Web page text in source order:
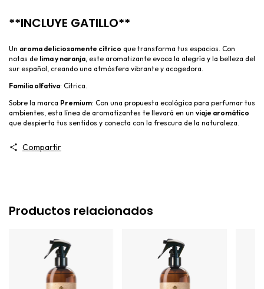
**INCLUYE GATILLO**
Un aroma deliciosamente cítrico que transforma tus espacios. Con
notas de lima y naranja , este aromatizante evoca la alegría y la belleza del
sur español, creando una atmósfera vibrante y acogedora.
Familia olfativa: Cítrica.
Sobre la marca Premium: Con una propuesta ecológica para perfumar tus
ambientes, esta línea de aromatizantes te llevará en un viaje aromático
que despierta tus sentidos y conecta con la frescura de la naturaleza.
Compartir
Productos relacionados